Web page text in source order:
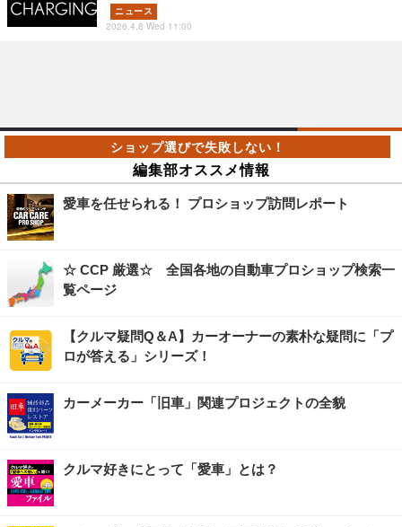
ニュース
2026.4.8 Wed 11:00
編集部オススメ情報
愛車を任せられる！ プロショップ訪問レポート
☆ CCP 厳選☆ 全国各地の自動車プロショップ検索一
覧ページ
【クルマ疑問Q＆A】カーオーナーの素朴な疑問に「プ
ロが答える」シリーズ！
カーメーカー「旧車」関連プロジェクトの全貌
クルマ好きにとって「愛車」とは？